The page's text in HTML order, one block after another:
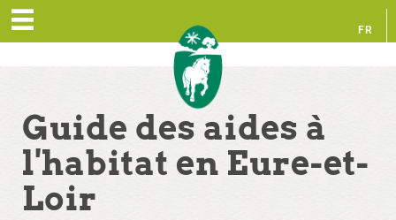
FR
Guide des aides à
l'habitat en Eure-et-
Loir